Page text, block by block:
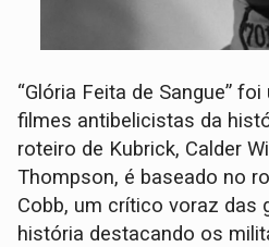
“Glória Feita de Sangue”
filmes antibelicistas da
roteiro de Kubrick, Calder
Thompson, é baseado no
Cobb, um crítico voraz das
história destacando os